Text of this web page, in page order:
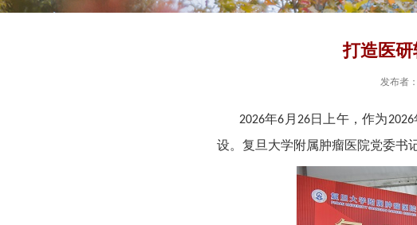
打造医
发布者
2026年6 月 26日上午，作为2026
设。复旦大学附属肿瘤医院党委书